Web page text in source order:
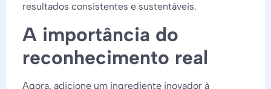
resultados consistentes e sustentáveis.
A importância do
reconhecimento real
Agora, adicione um ingrediente inovador à